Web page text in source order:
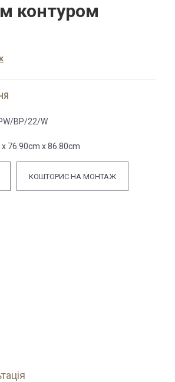
контуром
BP/22/W
76.90cm x 86.80cm
КОШТОРИС НА МОНТАЖ